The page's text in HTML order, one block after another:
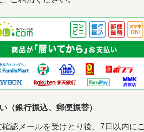
（銀行振込、郵便振替）
確認メールを受けとり後、7日以内に